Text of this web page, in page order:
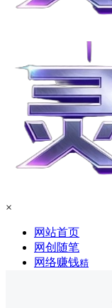
×
网站首页
网创随笔
网络赚钱精